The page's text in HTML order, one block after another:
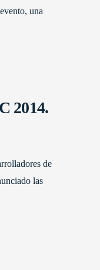
una
2014.
de
las